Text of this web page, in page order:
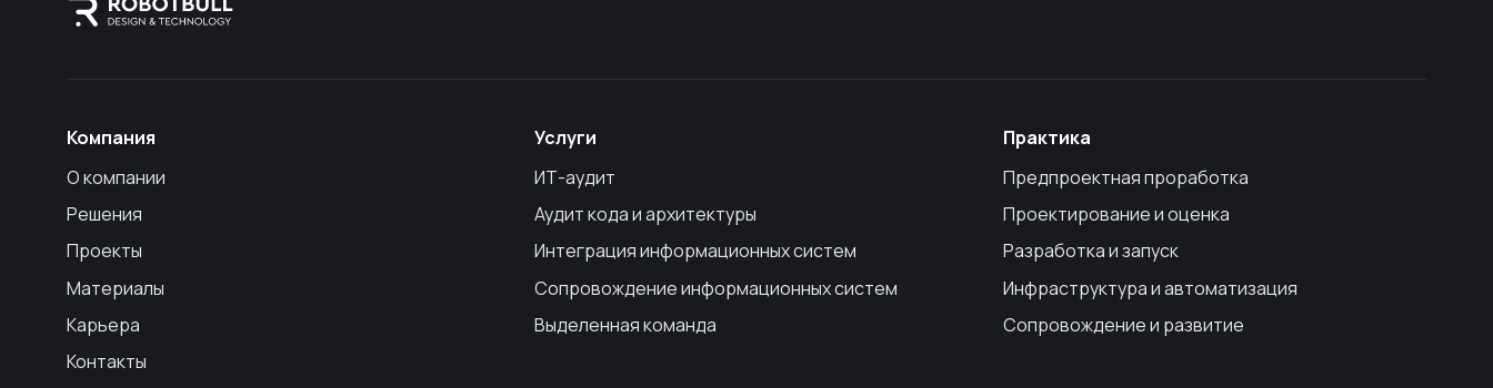
Компания
О компании
Решения
Проекты
Материалы
Карьера
Контакты
Услуги
ИТ-аудит
Аудит кода и архитектуры
Интеграция информационных систем
Сопровождение информационных систем
Выделенная команда
Практика
Предпроектная проработка
Проектирование и оценка
Разработка и запуск
Инфраструктура и автоматизация
Сопровождение и развитие